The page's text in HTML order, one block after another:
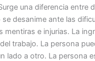
una diferencia entre
desanime ante las
mentiras e injurias. La
trabajo. La persona
lado a otro. La persona